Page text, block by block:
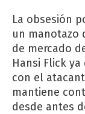
La obsesión
un manotazo
de mercado
Hansi Flick
con el
mantiene
desde antes